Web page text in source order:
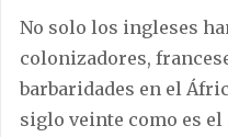
No solo los ingleses
colonizadores,
barbaridades en el
siglo veinte como es el